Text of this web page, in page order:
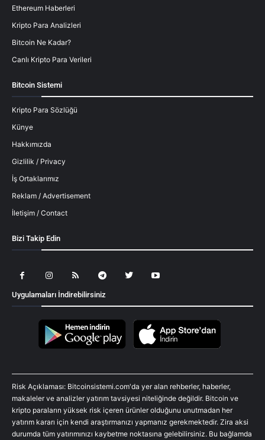
Ethereum Haberleri
Kripto Para Analizleri
Bitcoin Ne Kadar?
Canlı Kripto Para Verileri
Bitcoin Sistemi
Kripto Para Sözlüğü
Künye
Hakkımızda
Gizlilik / Privacy
İş Ortaklarımız
Reklam / Advertisement
İletişim / Contact
Bizi Takip Edin
Uygulamaları İndirebilirsiniz
Risk Açıklaması: Bitcoinsistemi.com'da yer alan rehberler, haberler,
makaleler ve analizler yatırım tavsiyesi niteliğinde değildir. Bitcoin ve
kripto paraların yüksek risk içeren ürünler olduğunu unutmadan her
yatırım kararı için kendi araştırmanızı yapmanız gerekmektedir. Zira aksi
durumda tüm yatırımınızı kaybetme noktasına gelebilirsiniz. Bu bağlamda